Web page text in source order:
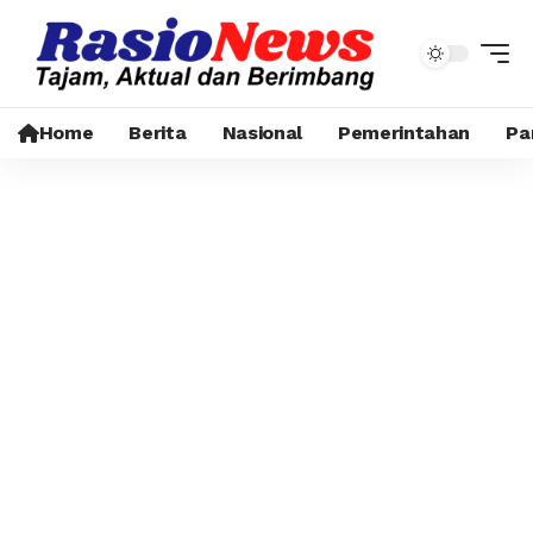
Home Berita Nasional Pemerintahan